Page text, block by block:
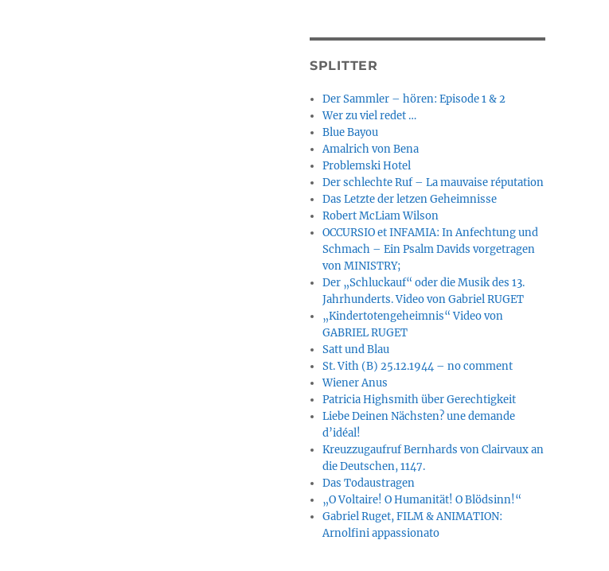
SPLITTER
Der Sammler – hören: Episode 1 & 2
Wer zu viel redet …
Blue Bayou
Amalrich von Bena
Problemski Hotel
Der schlechte Ruf – La mauvaise réputation
Das Letzte der letzen Geheimnisse
Robert McLiam Wilson
OCCURSIO et INFAMIA: In Anfechtung und
Schmach – Ein Psalm Davids vorgetragen
von MINISTRY;
Der „Schluckauf“ oder die Musik des 13.
Jahrhunderts. Video von Gabriel RUGET
„Kindertotengeheimnis“ Video von
GABRIEL RUGET
Satt und Blau
St. Vith (B) 25.12.1944 – no comment
Wiener Anus
Patricia Highsmith über Gerechtigkeit
Liebe Deinen Nächsten? une demande
d’idéal!
Kreuzzugaufruf Bernhards von Clairvaux an
die Deutschen, 1147.
Das Todaustragen
„O Voltaire! O Humanität! O Blödsinn!“
Gabriel Ruget, FILM & ANIMATION:
Arnolfini appassionato